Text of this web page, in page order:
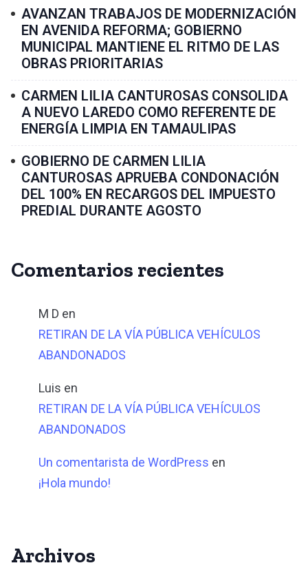
AVANZAN TRABAJOS DE MODERNIZACIÓN
EN AVENIDA REFORMA; GOBIERNO
MUNICIPAL MANTIENE EL RITMO DE LAS
OBRAS PRIORITARIAS
CARMEN LILIA CANTUROSAS CONSOLIDA
A NUEVO LAREDO COMO REFERENTE DE
ENERGÍA LIMPIA EN TAMAULIPAS
GOBIERNO DE CARMEN LILIA
CANTUROSAS APRUEBA CONDONACIÓN
DEL 100% EN RECARGOS DEL IMPUESTO
PREDIAL DURANTE AGOSTO
Comentarios recientes
M D en
RETIRAN DE LA VÍA PÚBLICA VEHÍCULOS
ABANDONADOS
Luis en
RETIRAN DE LA VÍA PÚBLICA VEHÍCULOS
ABANDONADOS
Un comentarista de WordPress en
¡Hola mundo!
Archivos